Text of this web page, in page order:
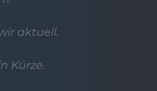
aktuell.
Kürze.